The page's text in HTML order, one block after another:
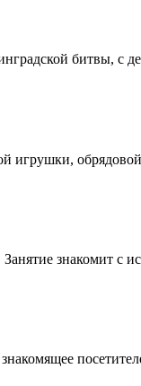
битвы, с
знакомит с